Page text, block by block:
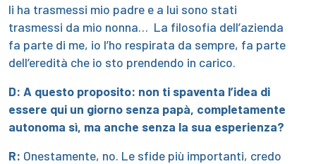
li ha trasmessi mio padre e a lui sono stati
trasmessi da mio nonna… La filosofia dell’azienda
fa parte di me, io l’ho respirata da sempre, fa parte
dell’eredità che io sto prendendo in carico.
D: A questo proposito: non ti spaventa l’idea di
essere qui un giorno senza papà, completamente
autonoma sì, ma anche senza la sua esperienza?
R: Onestamente, no. Le sfide più importanti, credo